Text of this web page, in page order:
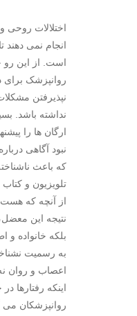
اختلالات روحی
انجام نمی
است. از این رو
روانپزشک برای
نپذیرفتن
نداشته باشد.
ارگان ها را
نبود آگاهی
که باعث
تلویزیون و
از آنچه که
نتیجه این
بلکه خانواده و
به رسمیت
اعصاب و روان
اینکه
روانپزشکان